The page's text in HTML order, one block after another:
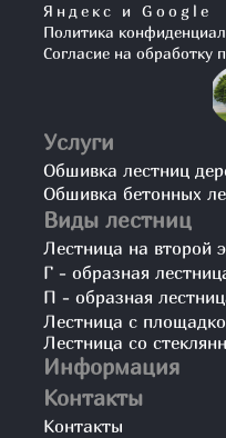
Яндекс и Google
Политика
Согласие на обработку
Услуги
Обшивка лестниц
Обшивка бетонных
Виды лестниц
Лестница на второй
Г - образная
П - образная
Лестница с
Лестница со
Информация
Контакты
Контакты